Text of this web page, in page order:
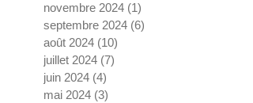
novembre 2024 (1)
septembre 2024 (6)
août 2024 (10)
juillet 2024 (7)
juin 2024 (4)
mai 2024 (3)